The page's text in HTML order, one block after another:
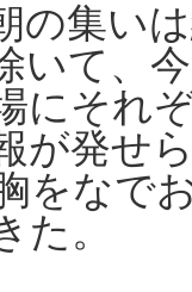
の集い
いて、
にそれ
が発せ
をなで
た。